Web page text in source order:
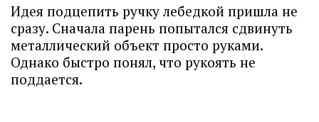
Идея подцепить ручку лебедкой пришла не
сразу. Сначала парень попытался сдвинуть
металлический объект просто руками.
Однако быстро понял, что рукоять не
поддается.